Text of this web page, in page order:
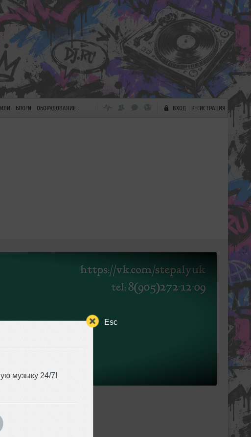
Esc
музыку 24/7!
БЛОГИ ОБОРУДОВАНИЕ ВХОД РЕГИСТРАЦИЯ